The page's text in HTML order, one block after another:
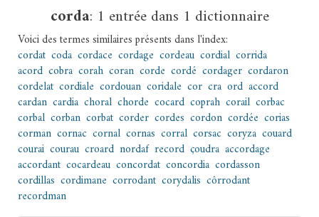
corda: 1 entrée dans 1 dictionnaire
Voici des termes similaires présents dans l'index:
cordat coda cordace cordage cordeau cordial corrida
acord cobra corah coran corde cordé cordager cordaron
cordelat cordiale cordouan coridale cor cra ord accord
cardan cardia choral chorde cocard coprah corail corbac
corbal corban corbat corder cordes cordon cordée corias
corman cornac cornal cornas corral corsac coryza couard
courai courau croard nordaf record çoudra accordage
accordant cocardeau concordat concordia cordasson
cordillas cordimane corrodant corydalis côrrodant
recordman